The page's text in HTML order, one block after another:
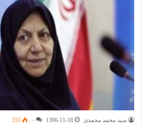
سید محمد محمدی 1396-11-18 ۰ 555